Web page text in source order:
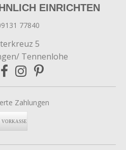
EINRICHTEN
77840
5
Tennenlohe
Zahlungen